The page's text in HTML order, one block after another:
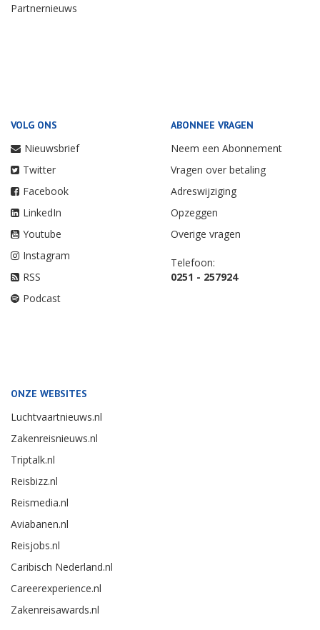
Partnernieuws
VOLG ONS
Nieuwsbrief
Twitter
Facebook
LinkedIn
Youtube
Instagram
RSS
Podcast
ABONNEE VRAGEN
Neem een Abonnement
Vragen over betaling
Adreswijziging
Opzeggen
Overige vragen
Telefoon:
0251 - 257924
ONZE WEBSITES
Luchtvaartnieuws.nl
Zakenreisnieuws.nl
Triptalk.nl
Reisbizz.nl
Reismedia.nl
Aviabanen.nl
Reisjobs.nl
Caribisch Nederland.nl
Careerexperience.nl
Zakenreisawards.nl